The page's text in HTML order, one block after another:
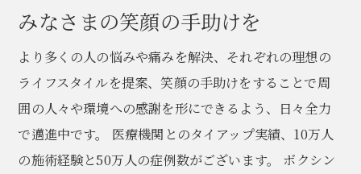
みなさまの笑顔の手助けを
より多くの人の悩みや痛みを解決、それぞれの理想の
ライフスタイルを提案、笑顔の手助けをすることで周
囲の人々や環境への感謝を形にできるよう、日々全力
で邁進中です。 医療機関とのタイアップ実績、10万人
の施術経験と50万人の症例数がございます。 ボクシン